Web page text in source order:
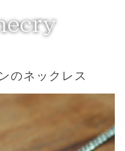
のネックレス